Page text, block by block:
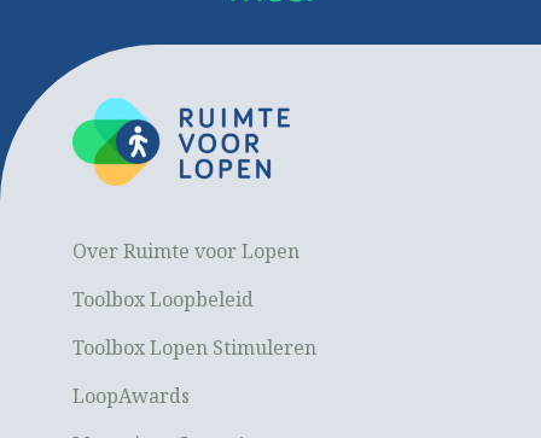
Over Ruimte voor Lopen
Toolbox Loopbeleid
Toolbox Lopen Stimuleren
LoopAwards